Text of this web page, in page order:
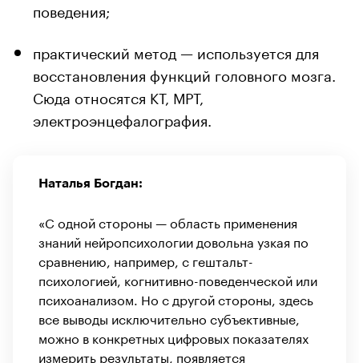
поведения;
практический метод — используется для
восстановления функций головного мозга.
Сюда относятся КТ, МРТ,
электроэнцефалография.
Наталья Богдан:
«С одной стороны — область применения
знаний нейропсихологии довольна узкая по
сравнению, например, с гештальт-
психологией, когнитивно-поведенческой или
психоанализом. Но с другой стороны, здесь
все выводы исключительно субъективные,
можно в конкретных цифровых показателях
измерить результаты, появляется